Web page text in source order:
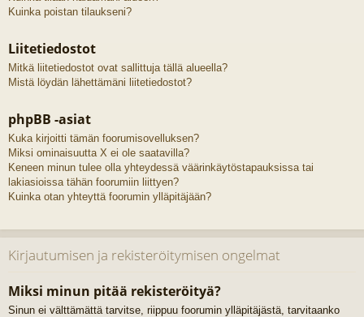
Kuinka poistan tilaukseni?
Liitetiedostot
Mitkä liitetiedostot ovat sallittuja tällä alueella?
Mistä löydän lähettämäni liitetiedostot?
phpBB -asiat
Kuka kirjoitti tämän foorumisovelluksen?
Miksi ominaisuutta X ei ole saatavilla?
Keneen minun tulee olla yhteydessä väärinkäytöstapauksissa tai
lakiasioissa tähän foorumiin liittyen?
Kuinka otan yhteyttä foorumin ylläpitäjään?
Kirjautumisen ja rekisteröitymisen ongelmat
Miksi minun pitää rekisteröityä?
Sinun ei välttämättä tarvitse, riippuu foorumin ylläpitäjästä, tarvitaanko